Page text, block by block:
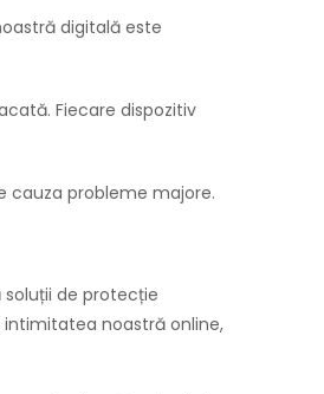
digitală este
Fiecare dispozitiv
cauza probleme majore.
de protecție
noastră online,